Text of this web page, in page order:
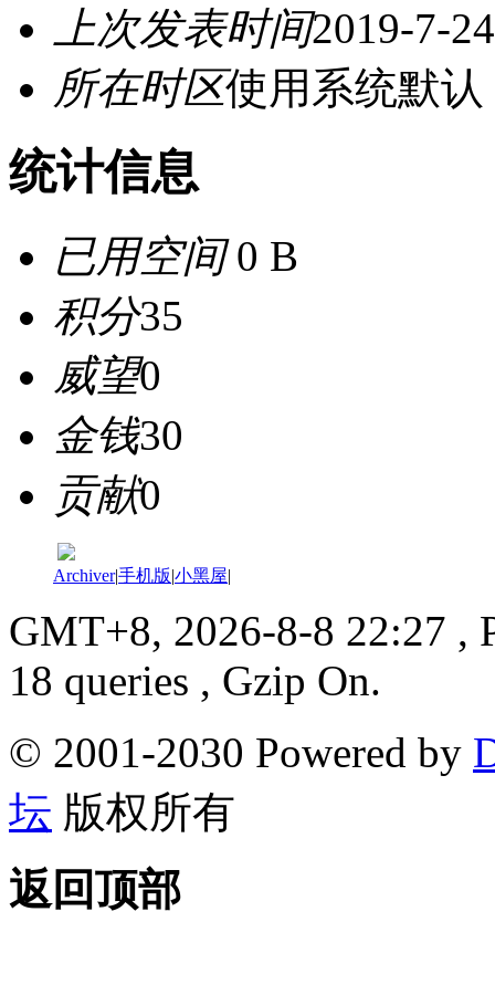
上次发表时间2019-7-
所在时区使用系统默认
统计信息
已用空间0 B
积分35
威望0
金钱30
贡献0
Archiver|手机版|小黑屋|
GMT+8, 2026-8-8 22:27 ,
18 queries , Gzip On.
© 2001-2030 Powered by
坛 版权所有
返回顶部